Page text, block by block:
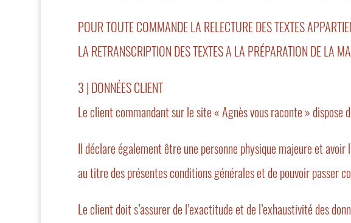
POUR TOUTE COMMANDE LA RELECTURE DES TEXTES
LA RETRANSCRIPTION DES TEXTES A LA PRÉPARATION DE LA
3 | DONNÉES CLIENT
Le client commandant sur le site « Agnès vous raconte »
Il déclare également être une personne physique majeure et
au titre des présentes conditions générales et de pouvoir passer
Le client doit s’assurer de l’exactitude et de l’exhaustivité des